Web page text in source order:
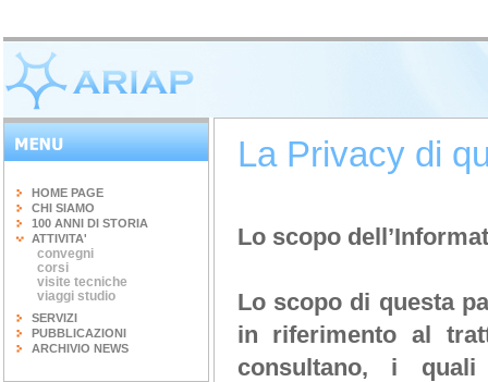
HOME PAGE
CHI SIAMO
100 ANNI DI STORIA
ATTIVITA'
convegni
corsi
visite tecniche
viaggi studio
SERVIZI
PUBBLICAZIONI
ARCHIVIO NEWS
La Privacy di
Lo scopo
Lo scopo di questa
in riferimento al
consultano, i